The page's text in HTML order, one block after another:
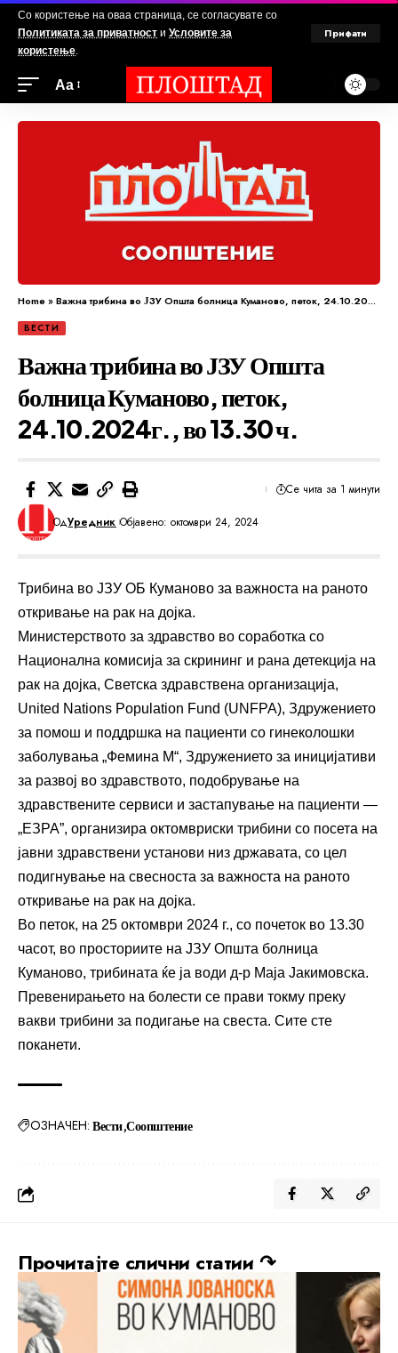
Со користење на оваа страница, се согласувате со
Политиката за приватност и Условите за
користење.
Прифати
Аа
Home»Важна трибина во ЈЗУ Општа болница Куманово, петок, 24.10.2024г., во 13.30 ч.
ВЕСТИ
Важна трибина во ЈЗУ Општа
болница Куманово, петок,
24.10.2024г., во 13.30 ч.
ОдУредник Објавено: октомври 24, 2024
Се чита за 1 минути
Трибина во ЈЗУ ОБ Куманово за важноста на раното
откривање на рак на дојка.
Министерството за здравство во соработка со
Национална комисија за скрининг и рана детекција на
рак на дојка, Светска здравствена организација,
United Nations Population Fund (UNFPA), Здружението
за помош и поддршка на пациенти со гинеколошки
заболувања „Фемина М“, Здружението за иницијативи
за развој во здравството, подобрување на
здравствените сервиси и застапување на пациенти —
„ЕЗРА”, организира октомвриски трибини со посета на
јавни здравствени установи низ државата, со цел
подигнување на свесноста за важноста на раното
откривање на рак на дојка.
Во петок, на 25 октомври 2024 г., со почеток во 13.30
часот, во просториите на ЈЗУ Општа болница
Куманово, трибината ќе ја води д-р Маја Јакимовска.
Превенирањето на болести се прави токму преку
вакви трибини за подигање на свеста. Сите сте
поканети.
ОЗНАЧЕН: Вести Соопштение
Прочитајте слични статии ↷